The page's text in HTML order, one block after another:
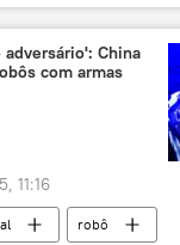
Ucrânia
The New York Times
metais de terras
China
com armas
11:16
robô